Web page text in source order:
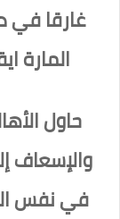
غارقا في
المارة
حاول
والإسعاف
في نفس